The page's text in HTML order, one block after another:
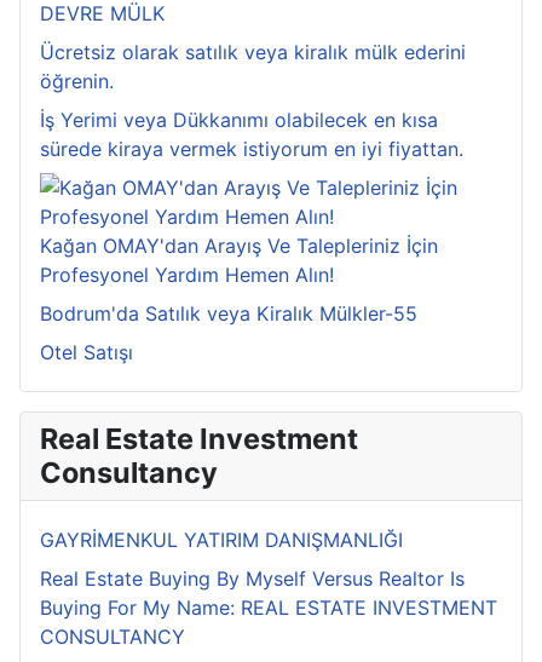
DEVRE MÜLK
Ücretsiz olarak satılık veya kiralık mülk ederini
öğrenin.
İş Yerimi veya Dükkanımı olabilecek en kısa
sürede kiraya vermek istiyorum en iyi fiyattan.
Kağan OMAY'dan Arayış Ve Talepleriniz İçin
Profesyonel Yardım Hemen Alın!
Bodrum'da Satılık veya Kiralık Mülkler-55
Otel Satışı
Real Estate Investment
Consultancy
GAYRİMENKUL YATIRIM DANIŞMANLIĞI
Real Estate Buying By Myself Versus Realtor Is
Buying For My Name: REAL ESTATE INVESTMENT
CONSULTANCY